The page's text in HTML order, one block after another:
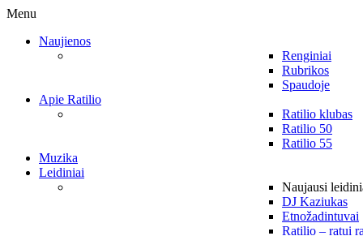
Menu
Naujienos
Renginiai
Rubrikos
Spaudoje
Apie Ratilio
Ratilio klubas
Ratilio 50
Ratilio 55
Muzika
Leidiniai
Naujausi
DJ Kaziukas
Etnožadintuvai
Ratilio – ratui